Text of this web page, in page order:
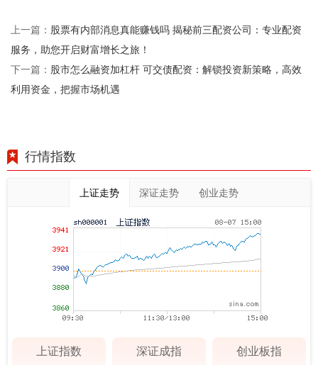
上一篇： 股票有内部消息真能赚钱吗 揭秘前三配资公司：专业配资
服务，助您开启财富增长之旅！
下一篇： 股市怎么融资加杠杆 可交债配资：解锁投资新策略，高效
利用资金，把握市场机遇
行情指数
上证走势 深证走势 创业走势
上证指数 深证成指 创业板指